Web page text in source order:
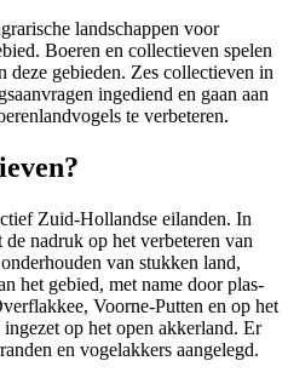
landschappen voor
Boeren en collectieven spelen
deze gebieden. Zes collectieven in
ingediend en gaan aan
te verbeteren.
Zuid-Hollandse eilanden. In
nadruk op het verbeteren van
van stukken land,
het gebied, met name door plas-
Voorne-Putten en op het
op het open akkerland. Er
en vogelakkers aangelegd.